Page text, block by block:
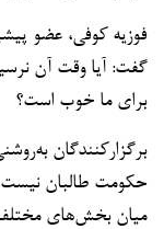
فوزیه کوفی، عضو
گفت: آیا وقت آن
برای ما خوب است؟
برگزارکنندگان
حکومت طالبان
میان بخش‌های مختلف